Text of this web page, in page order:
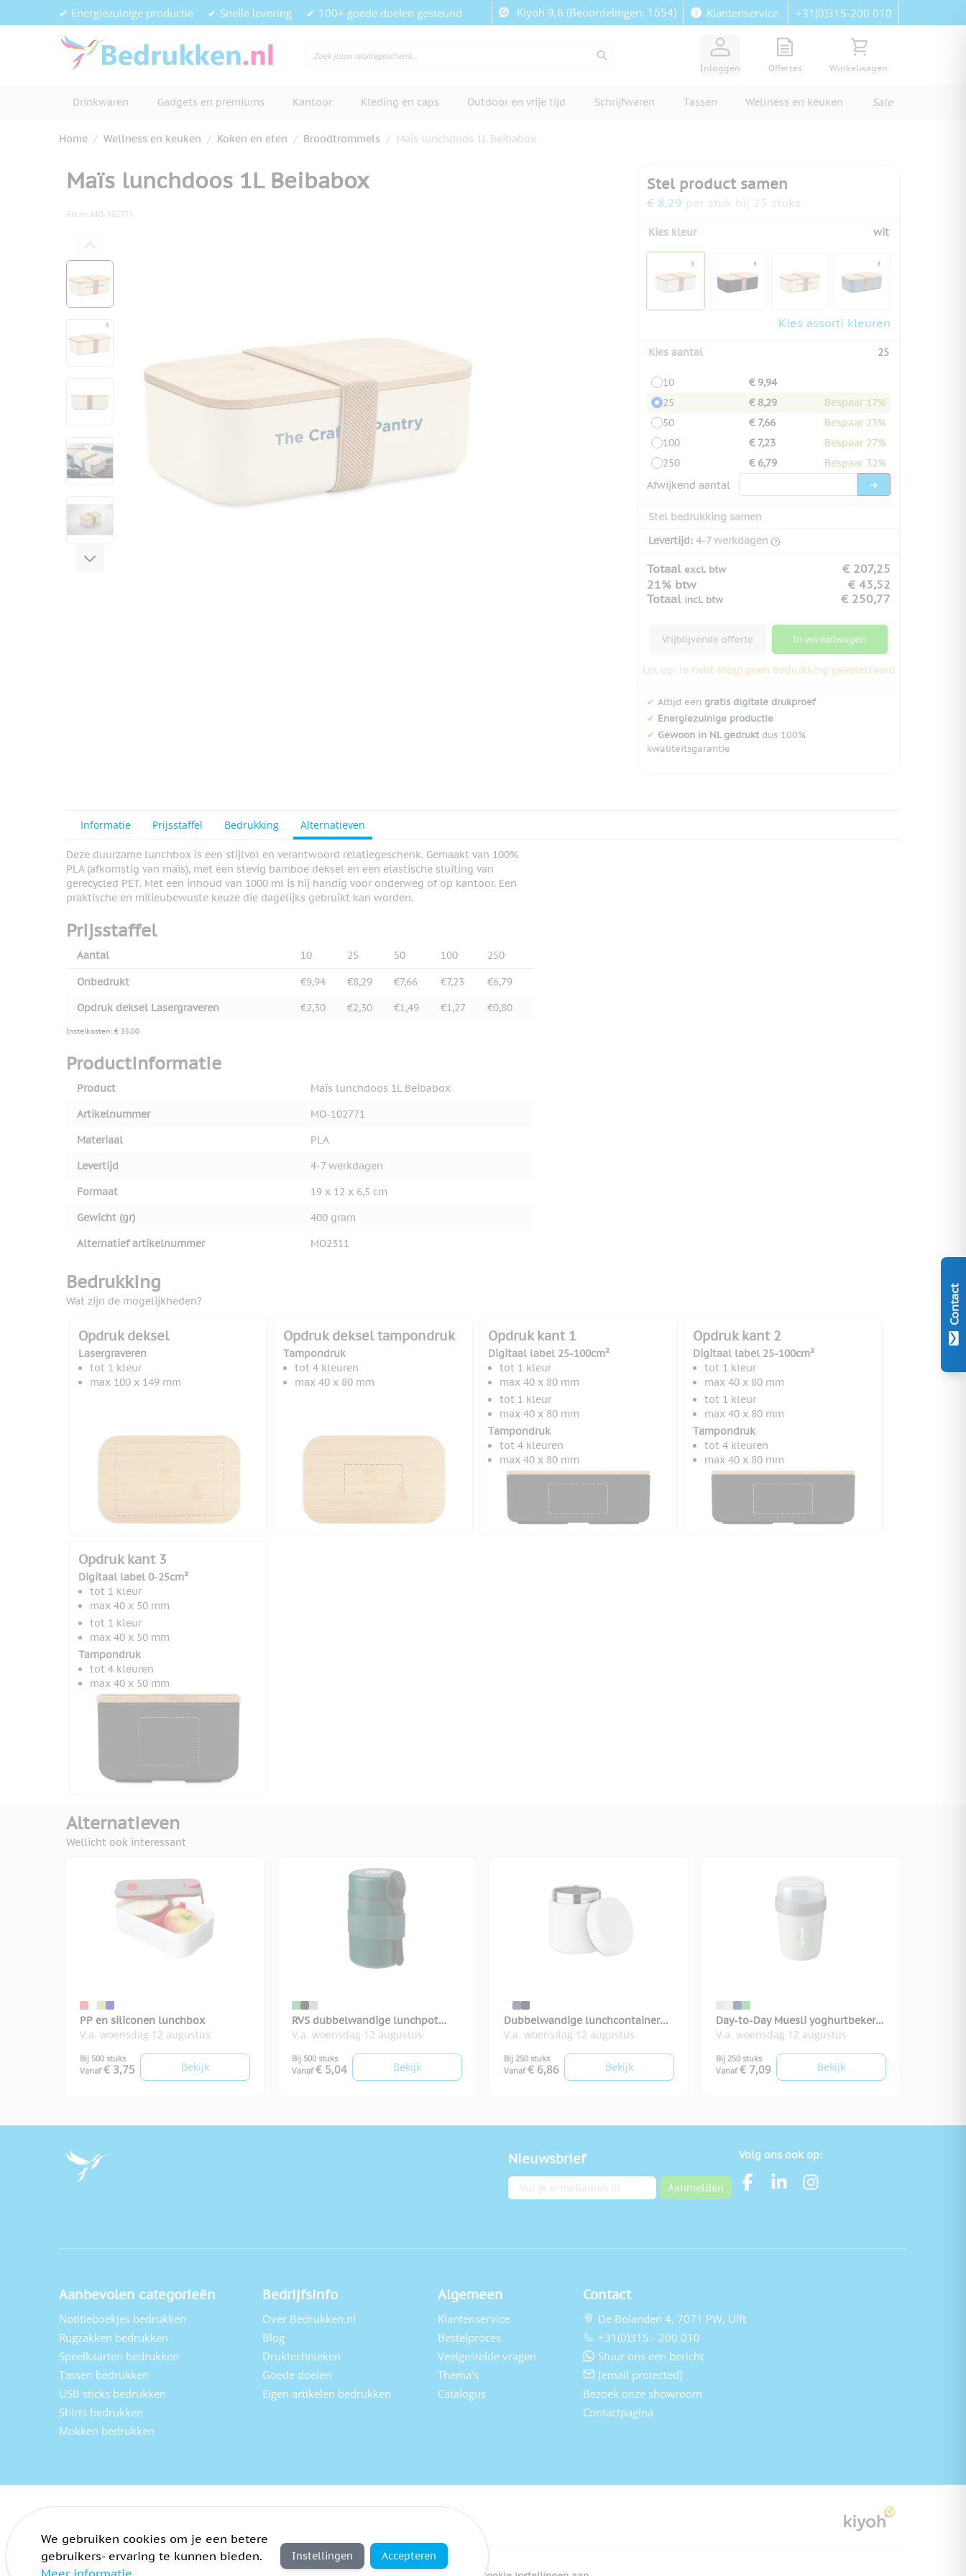
Contact
Ga naar de inhoud✔ Energiezuinige productie ✔ Snelle levering ✔ 100+ goede doelen gesteund Kiyoh 9,6 (Beoordelingen: 1654) Klantenservice +31(0)315-200 010
Inloggen
View quote, Quote is empty
Offertes
Bekijk winkelwagen,
Winkelwagen
Drinkwaren Gadgets en premiums Kantoor Kleding en caps Outdoor en vrije tijd Schrijfwaren Tassen Wellness en keuken Sale
Home / Wellness en keuken / Koken en eten / Broodtrommels / Maïs lunchdoos 1L Beibabox
Maïs lunchdoos 1L Beibabox
Art.nr.MO-102771
View larger image
View larger image
View larger image
View larger image
View larger image
View larger image
Stel product samen
€ 8,29 per stuk bij 25 stuks
Kies kleur wit
Kies assorti kleuren
Kies aantal 25
10
€ 9,94
25
€ 8,29
Bespaar 17%
50
€ 7,66
Bespaar 23%
100
€ 7,23
Bespaar 27%
250
€ 6,79
Bespaar 32%
Afwijkend aantal
Stel bedrukking samen
Levertijd: 4-7 werkdagen
Totaal excl. btw
€ 207,25
21% btw
€ 43,52
Totaal incl. btw € 250,77
Vrijblijvende offerte In winkelwagen
Let op: Je hebt (nog) geen bedrukking geselecteerd
✔ Altijd een gratis digitale drukproef
✔ Energiezuinige productie
✔ Gewoon in NL gedruktdus 100%
kwaliteitsgarantie
Informatie Prijsstaffel Bedrukking Alternatieven
Deze duurzame lunchbox is een stijlvol en verantwoord relatiegeschenk. Gemaakt van 100%
PLA (afkomstig van maïs), met een stevig bamboe deksel en een elastische sluiting van
gerecycled PET. Met een inhoud van 1000 ml is hij handig voor onderweg of op kantoor. Een
praktische en milieubewuste keuze die dagelijks gebruikt kan worden.
Prijsstaffel
Aantal 10 25 50 100 250
Onbedrukt €9,94 €8,29 €7,66 €7,23
€6,79
Opdruk deksel Lasergraveren
€2,30 €2,30 €1,49 €1,27 €0,80
Instelkosten: € 35,00
Productinformatie
Product
Maïs lunchdoos 1L Beibabox
Artikelnummer
MO-102771
Materiaal
PLA
Levertijd
4-7 werkdagen
Formaat
19 x 12 x 6,5 cm
Gewicht (gr)
400 gram
Alternatief artikelnummer
MO2311
Bedrukking
Wat zijn de mogelijkheden?
Opdruk deksel
Lasergraveren
tot 1 kleur
max 100 x 149 mm
Opdruk deksel tampondruk
Tampondruk
tot 4 kleuren
max 40 x 80 mm
Opdruk kant 1
Digitaal label 25-100cm²
tot 1 kleur
max 40 x 80 mm
tot 1 kleur
max 40 x 80 mm
Tampondruk
tot 4 kleuren
max 40 x 80 mm
Opdruk kant 2
Digitaal label 25-100cm²
tot 1 kleur
max 40 x 80 mm
tot 1 kleur
max 40 x 80 mm
Tampondruk
tot 4 kleuren
max 40 x 80 mm
Opdruk kant 3
Digitaal label 0-25cm²
tot 1 kleur
max 40 x 50 mm
tot 1 kleur
max 40 x 50 mm
Tampondruk
tot 4 kleuren
max 40 x 50 mm
Alternatieven
Wellicht ook interessant
PP en siliconen lunchbox
V.a. woensdag 12 augustus
Bij 500 stuks
Vanaf € 3,75 Bekijk
RVS dubbelwandige lunchpot
Niko
V.a. woensdag 12 augustus
Bij 500 stuks
Vanaf € 5,04 Bekijk
Dubbelwandige lunchcontainer
Gosnack
V.a. woensdag 12 augustus
Bij 250 stuks
Vanaf € 6,86 Bekijk
Day-to-Day Muesli yoghurtbeker
400 ml
V.a. woensdag 12 augustus
Bij 250 stuks
Vanaf € 7,09 Bekijk
Nieuwsbrief
E-mailadres Aanmelden
Volg ons ook op:
Aanbevolen categorieën
Notitieboekjes bedrukken
Rugzakken bedrukken
Speelkaarten bedrukken
Tassen bedrukken
USB sticks bedrukken
Shirts bedrukken
Mokken bedrukken
Bedrijfsinfo
Over Bedrukken.nl
Blog
Druktechnieken
Goede doelen
Eigen artikelen bedrukken
Algemeen
Klantenservice
Bestelproces
Veelgestelde vragen
Thema's
Catalogus
Contact
De Bolanden 4, 7071 PW, Ulft
+31(0)315 - 200 010
Stuur ons een bericht
[email protected]
Bezoek onze showroom
Contactpagina
We gebruiken cookies om je een betere
gebruikers- ervaring te kunnen bieden.
Meer informatie
Instellingen Accepteren